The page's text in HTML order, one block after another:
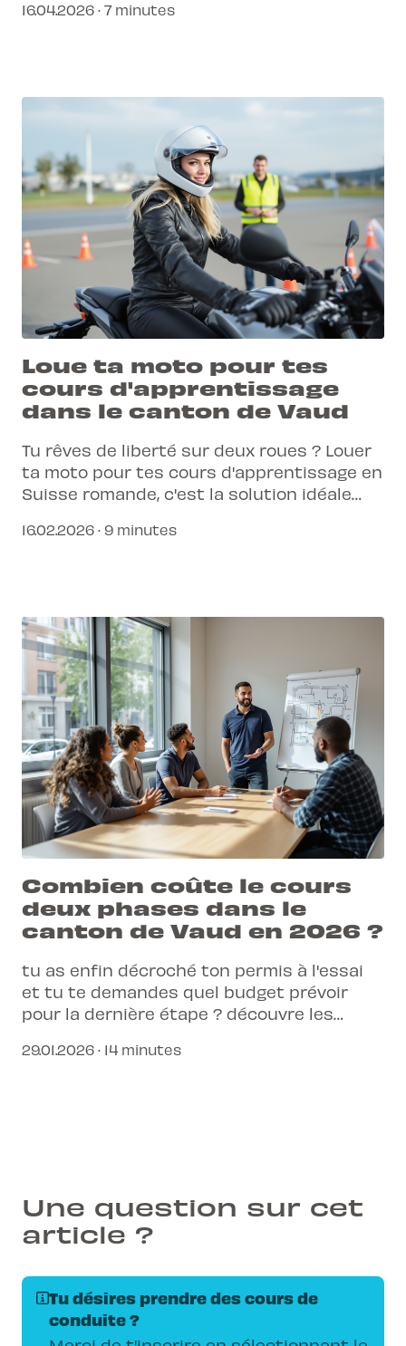
parcours sans stress.
16.04.2026 · 7 minutes
Loue ta moto pour tes
cours d'apprentissage
dans le canton de Vaud
Tu rêves de liberté sur deux roues ? Louer
ta moto pour tes cours d'apprentissage en
Suisse romande, c'est la solution idéale
16.02.2026 · 9 minutes
Combien coûte le cours
deux phases dans le
canton de Vaud en 2026 ?
tu as enfin décroché ton permis à l'essai
et tu te demandes quel budget prévoir
pour la dernière étape ? découvre les
l'école L-Pittet t'accompagne avec son
29.01.2026 · 14 minutes
Une question sur cet
article ?
Tu désires prendre des cours de
conduite ?